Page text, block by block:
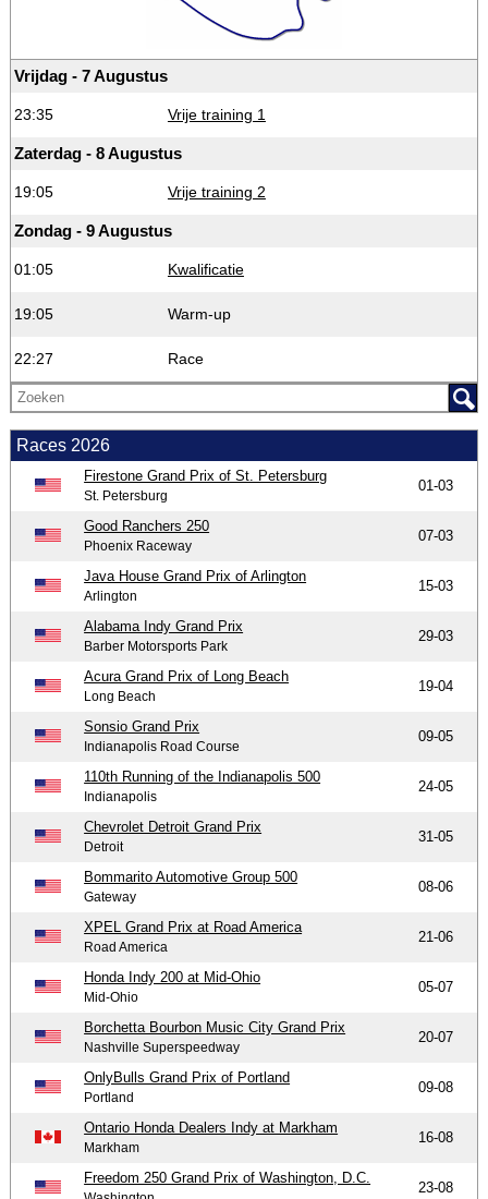
Vrijdag - 7 Augustus
23:35 Vrije training 1
Zaterdag - 8 Augustus
19:05 Vrije training 2
Zondag - 9 Augustus
01:05 Kwalificatie
19:05 Warm-up
22:27 Race
Races 2026
Firestone Grand Prix of St. Petersburg
St. Petersburg
01-03
Good Ranchers 250
Phoenix Raceway
07-03
Java House Grand Prix of Arlington
Arlington
15-03
Alabama Indy Grand Prix
Barber Motorsports Park
29-03
Acura Grand Prix of Long Beach
Long Beach
19-04
Sonsio Grand Prix
Indianapolis Road Course
09-05
110th Running of the Indianapolis 500
Indianapolis
24-05
Chevrolet Detroit Grand Prix
Detroit
31-05
Bommarito Automotive Group 500
Gateway
08-06
XPEL Grand Prix at Road America
Road America
21-06
Honda Indy 200 at Mid-Ohio
Mid-Ohio
05-07
Borchetta Bourbon Music City Grand Prix
Nashville Superspeedway
20-07
OnlyBulls Grand Prix of Portland
Portland
09-08
Ontario Honda Dealers Indy at Markham
Markham
16-08
Freedom 250 Grand Prix of Washington, D.C.
23-08